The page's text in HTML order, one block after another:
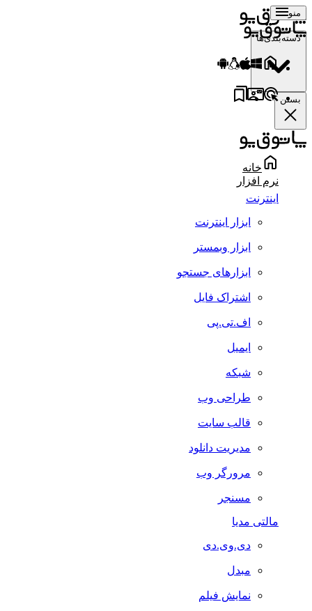
منو
دسته‌بندی‌ها
بستن
خانه
نرم افزار
اینترنت
ابزار اینترنت
ابزار وبمستر
ابزارهای جستجو
اشتراک فایل
اف.تی.پی
ایمیل
شبکه
طراحی وب
قالب سایت
مدیریت دانلود
مرورگر وب
مسنجر
مالتی مدیا
دی.وی.دی
مبدل
نمایش فیلم